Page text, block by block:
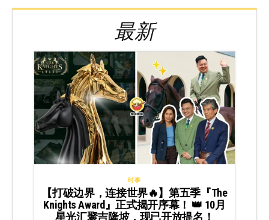
最新
时事
【打破边界，连接世界🔥】第五季『The
Knights Award』正式揭开序幕！ 👑 10月
星光汇聚吉隆坡，现已开放提名！